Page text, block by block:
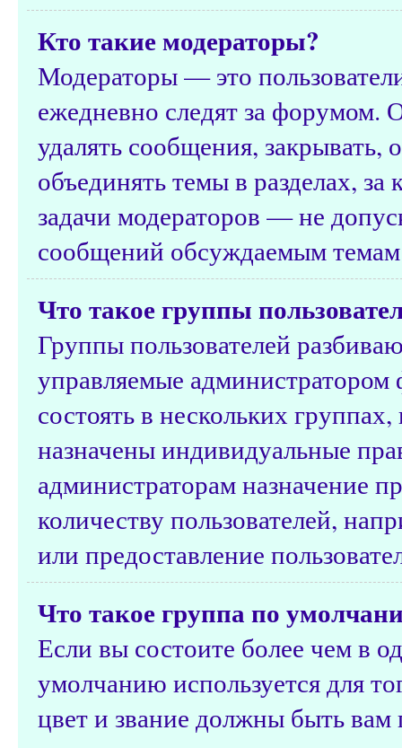
Кто такие модераторы?
Модераторы — это
ежедневно следят за форумом.
удалять сообщения, закрывать,
объединять темы в разделах,
задачи модераторов — не
сообщений обсуждаемым
Что такое группы
Группы пользователей
управляемые
состоять в нескольких
назначены индивидуальные
администраторам назначение
количеству пользователей,
или предоставление
Что такое группа по
Если вы состоите более чем в
умолчанию используется для
цвет и звание должны быть